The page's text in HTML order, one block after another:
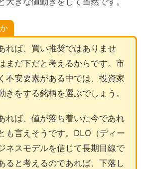
れば、買い推奨ではありませ
まだ下だと考えるからです。市
不安要素がある中では、投資家
きをする銘柄を選ぶでしょう。
れば、値が落ち着いた今であれ
も言えそうです。DLO（ディー
ネスモデルを信じて長期目線で
ると考えるのであれば、下落し